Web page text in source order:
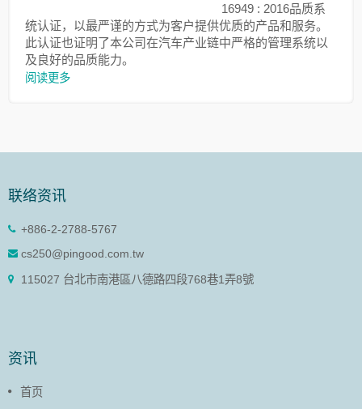
16949 : 2016品质系
统认证，以最严谨的方式为客户提供优质的产品和服务。
此认证也证明了本公司在汽车产业链中严格的管理系统以
及良好的品质能力。
阅读更多
联络资讯
+886-2-2788-5767
cs250@pingood.com.tw
115027 台北市南港區八德路四段768巷1弄8號
资讯
首页